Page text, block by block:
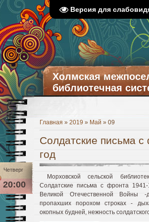
Версия для
Холмская
библиотечная
Главная » 2019 » Май » 09
Солдатские письма
год
Четверг
20:00
Морховской сельской
Солдатские письма с фронта
Великой Отечественной Войны
пропахших порохом строках -
окопных будней, нежность